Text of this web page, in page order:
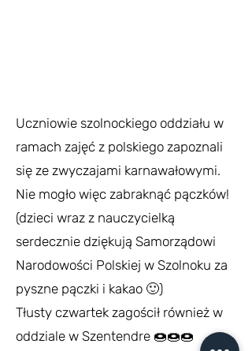
Uczniowie szolnockiego oddziału w
ramach zajęć z polskiego zapoznali
się ze zwyczajami karnawałowymi.
Nie mogło więc zabraknąć pączków!
(dzieci wraz z nauczycielką
serdecznie dziękują Samorządowi
Narodowości Polskiej w Szolnoku za
pyszne pączki i kakao 🙂)
Tłusty czwartek zagościł również w
oddziale w Szentendre 🍩🍩🍩